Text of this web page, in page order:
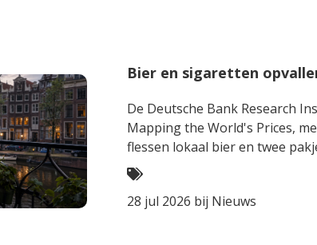
Bier en sigaretten
De Deutsche Bank Research
Mapping the World's Prices,
flessen lokaal bier en twee
28 jul 2026 bij Nieuws